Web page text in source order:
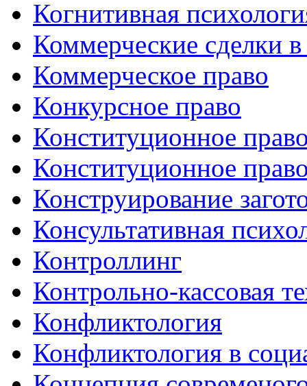
Когнитивная
Коммерческие сделки
Коммерческое право
Конкурсное право
Конституционное
Конституционное
Конструирование
Консультативная
Контроллинг
Контрольно-кассовая
Конфликтология
Конфликтология в